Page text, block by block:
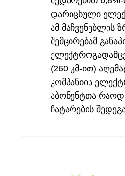
დარიცხული
ამ მაჩვენებლის
შემცირებამ
(260 კმ-ით)
კომპანიის
აბონენტთა
ჩატარების